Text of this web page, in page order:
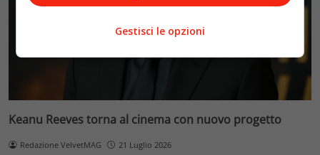
Keanu Reeves torna al cinema con nuovo progetto
Redazione VelvetMAG 21 Luglio 2026
Gestisci le opzioni